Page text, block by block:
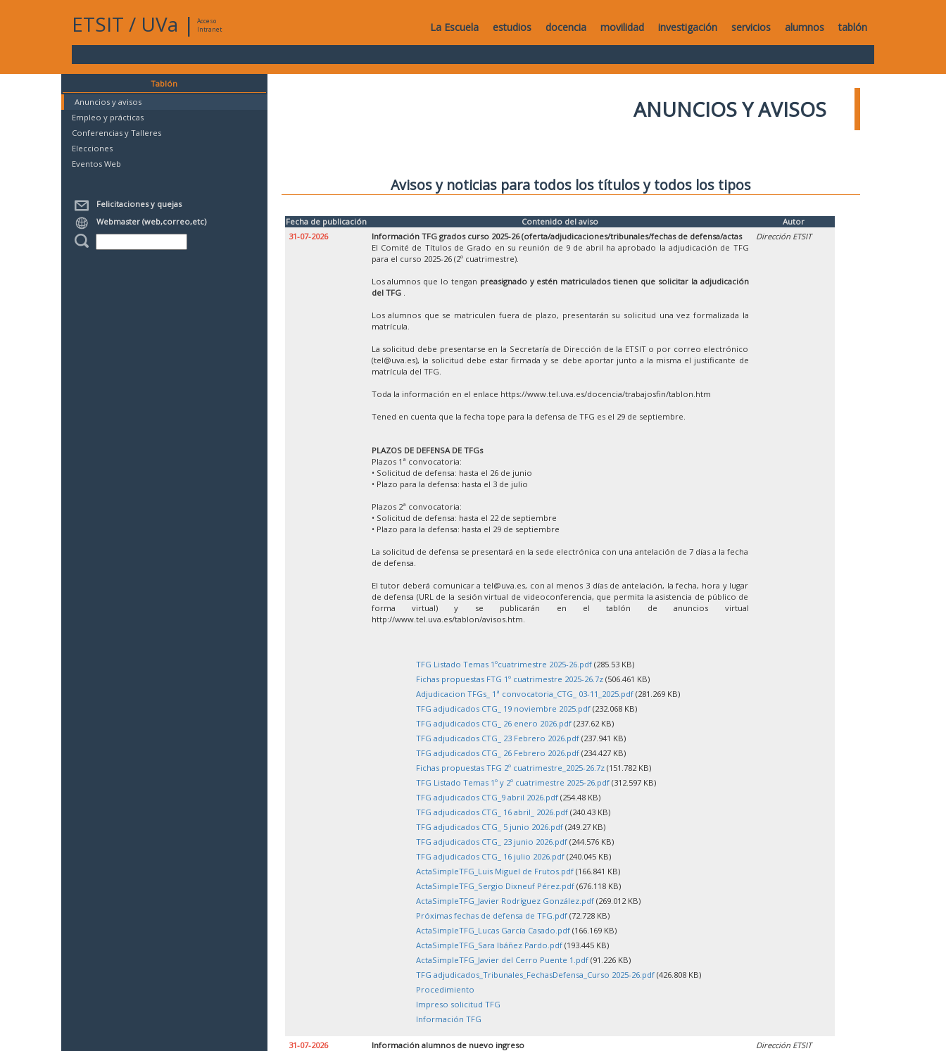
ETSIT / UVa |
Acceso
Intranet
La Escuela estudios docencia movilidad investigación servicios alumnos tablón
Tablón
Anuncios y avisos
Empleo y prácticas
Conferencias y Talleres
Elecciones
Eventos Web
Felicitaciones y quejas
Webmaster (web,correo,etc)
ANUNCIOS Y AVISOS
Avisos y noticias para todos los títulos y todos los tipos
Fecha de publicación Contenido del aviso
Autor
31-07-2026
Información TFG grados curso 2025-26 (oferta/adjudicaciones/tribunales/fechas de defensa/actas
El Comité de Títulos de Grado en su reunión de 9 de abril ha aprobado la adjudicación de TFG
para el curso 2025-26 (2º cuatrimestre).
Los alumnos que lo tengan preasignado y estén matriculados tienen que solicitar la adjudicación
del TFG
Los alumnos que se matriculen fuera de plazo, presentarán su solicitud una vez formalizada la
matrícula.
La solicitud debe presentarse en la Secretaría de Dirección de la ETSIT o por correo electrónico
(tel@uva.es), la solicitud debe estar firmada y se debe aportar junto a la misma el justificante de
matrícula del TFG.
Toda la información en el enlace https://www.tel.uva.es/docencia/trabajosfin/tablon.htm
Tened en cuenta que la fecha tope para la defensa de TFG es el 29 de septiembre.
PLAZOS DE DEFENSA DE TFGs
Plazos 1ª convocatoria:
• Solicitud de defensa: hasta el 26 de junio
• Plazo para la defensa: hasta el 3 de julio
Plazos 2ª convocatoria:
• Solicitud de defensa: hasta el 22 de septiembre
• Plazo para la defensa: hasta el 29 de septiembre
La solicitud de defensa se presentará en la sede electrónica con una antelación de 7 días a la fecha
de defensa.
El tutor deberá comunicar a tel@uva.es, con al menos 3 días de antelación, la fecha, hora y lugar
de defensa (URL de la sesión virtual de videoconferencia, que permita la asistencia de público de
forma virtual) y se publicarán en el tablón de anuncios virtual
http://www.tel.uva.es/tablon/avisos.htm.
TFG Listado Temas 1ºcuatrimestre 2025-26.pdf(285.53 KB)
Fichas propuestas FTG 1º cuatrimestre 2025-26.7z(506.461 KB)
Adjudicacion TFGs_ 1ª convocatoria_CTG_ 03-11_2025.pdf(281.269 KB)
TFG adjudicados CTG_ 19 noviembre 2025.pdf(232.068 KB)
TFG adjudicados CTG_ 26 enero 2026.pdf(237.62 KB)
TFG adjudicados CTG_ 23 Febrero 2026.pdf(237.941 KB)
TFG adjudicados CTG_ 26 Febrero 2026.pdf(234.427 KB)
Fichas propuestas TFG 2º cuatrimestre_2025-26.7z(151.782 KB)
TFG Listado Temas 1º y 2º cuatrimestre 2025-26.pdf(312.597 KB)
TFG adjudicados CTG_9 abril 2026.pdf(254.48 KB)
TFG adjudicados CTG_ 16 abril_ 2026.pdf(240.43 KB)
TFG adjudicados CTG_ 5 junio 2026.pdf(249.27 KB)
TFG adjudicados CTG_ 23 junio 2026.pdf(244.576 KB)
TFG adjudicados CTG_ 16 julio 2026.pdf(240.045 KB)
ActaSimpleTFG_Luis Miguel de Frutos.pdf(166.841 KB)
ActaSimpleTFG_Sergio Dixneuf Pérez.pdf(676.118 KB)
ActaSimpleTFG_Javier Rodríguez González.pdf(269.012 KB)
Próximas fechas de defensa de TFG.pdf(72.728 KB)
ActaSimpleTFG_Lucas García Casado.pdf(166.169 KB)
ActaSimpleTFG_Sara Ibáñez Pardo.pdf(193.445 KB)
ActaSimpleTFG_Javier del Cerro Puente 1.pdf(91.226 KB)
TFG adjudicados_Tribunales_FechasDefensa_Curso 2025-26.pdf(426.808 KB)
Procedimiento
Impreso solicitud TFG
Información TFG
Dirección ETSIT
31-07-2026 Información alumnos de nuevo ingreso Dirección ETSIT